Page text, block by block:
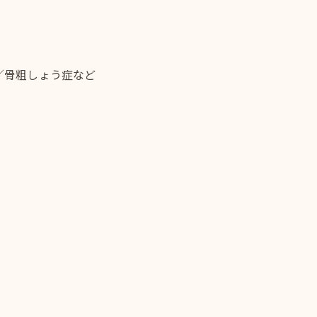
粗しょう症など